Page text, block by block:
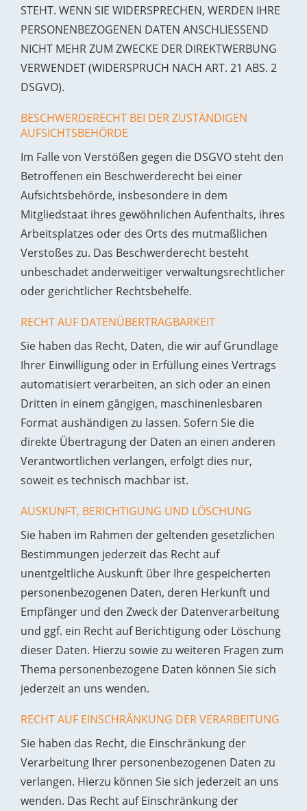
STEHT. WENN SIE WIDERSPRECHEN, WERDEN IHRE
PERSONENBEZOGENEN DATEN ANSCHLIESSEND
NICHT MEHR ZUM ZWECKE DER DIREKTWERBUNG
VERWENDET (WIDERSPRUCH NACH ART. 21 ABS. 2
DSGVO).
BESCHWERDE­RECHT BEI DER ZUSTÄNDIGEN
AUFSICHTS­BEHÖRDE
Im Falle von Verstößen gegen die DSGVO steht den
Betroffenen ein Beschwerderecht bei einer
Aufsichtsbehörde, insbesondere in dem
Mitgliedstaat ihres gewöhnlichen Aufenthalts, ihres
Arbeitsplatzes oder des Orts des mutmaßlichen
Verstoßes zu. Das Beschwerderecht besteht
unbeschadet anderweitiger verwaltungsrechtlicher
oder gerichtlicher Rechtsbehelfe.
RECHT AUF DATEN­ÜBERTRAG­BARKEIT
Sie haben das Recht, Daten, die wir auf Grundlage
Ihrer Einwilligung oder in Erfüllung eines Vertrags
automatisiert verarbeiten, an sich oder an einen
Dritten in einem gängigen, maschinenlesbaren
Format aushändigen zu lassen. Sofern Sie die
direkte Übertragung der Daten an einen anderen
Verantwortlichen verlangen, erfolgt dies nur,
soweit es technisch machbar ist.
AUSKUNFT, BERICHTIGUNG UND LÖSCHUNG
Sie haben im Rahmen der geltenden gesetzlichen
Bestimmungen jederzeit das Recht auf
unentgeltliche Auskunft über Ihre gespeicherten
personenbezogenen Daten, deren Herkunft und
Empfänger und den Zweck der Datenverarbeitung
und ggf. ein Recht auf Berichtigung oder Löschung
dieser Daten. Hierzu sowie zu weiteren Fragen zum
Thema personenbezogene Daten können Sie sich
jederzeit an uns wenden.
RECHT AUF EINSCHRÄNKUNG DER VERARBEITUNG
Sie haben das Recht, die Einschränkung der
Verarbeitung Ihrer personenbezogenen Daten zu
verlangen. Hierzu können Sie sich jederzeit an uns
wenden. Das Recht auf Einschränkung der